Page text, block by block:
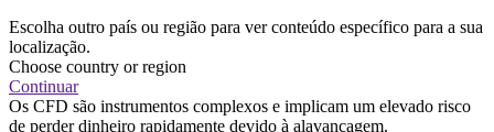
Escolha outro país ou região para ver conteúdo específico para a sua
localização.
Choose country or region
Continuar
Os CFD são instrumentos complexos e implicam um elevado risco
de perder dinheiro rapidamente devido à alavancagem.